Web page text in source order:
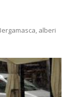
alberi